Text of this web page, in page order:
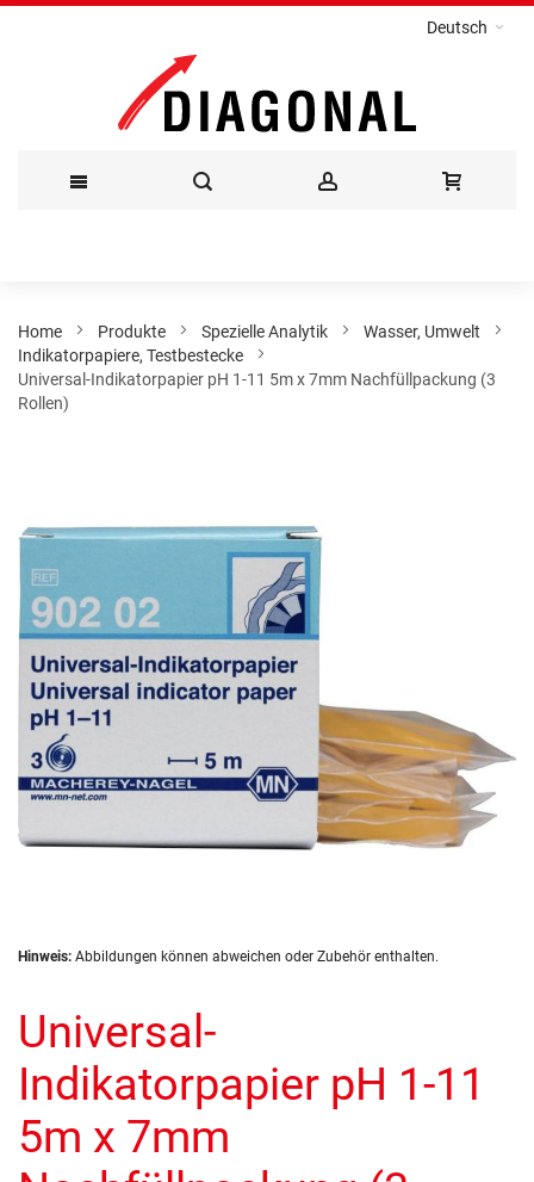
Deutsch
Inhalt
Home Produkte Spezielle Analytik
Wasser, Umwelt
Indikatorpapiere, Testbestecke
Universal-Indikatorpapier pH 1-11 5m x 7mm Nachfüllpackung (3
Rollen)
springen
Zum
Bildergalerie
springen
Hinweis: Abbildungen können abweichen oder Zubehör enthalten.
Universal-
Indikatorpapier pH 1-11
5m x 7mm